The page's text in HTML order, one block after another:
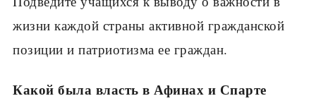
жизни каждой страны актив­ной гражданской
позиции и патриотизма ее граждан.
Какой была власть в Афинах и Спарте